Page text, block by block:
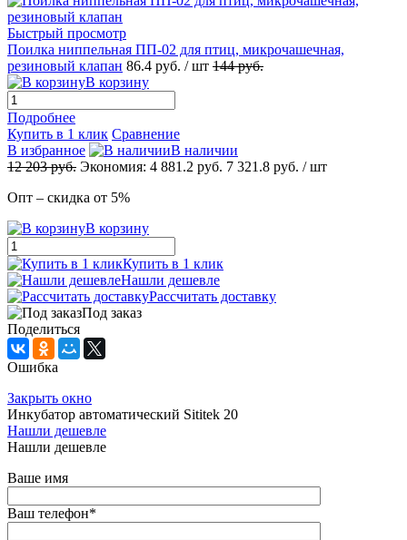
Быстрый просмотр
Поилка ниппельная ПП-02 для птиц, микрочашечная,
резиновый клапан 86.4 руб. / шт 144руб.
В корзину
Подробнее
Купить в 1 клик Сравнение
В избранное
В наличии
12 203руб. Экономия: 4 881.2 руб. 7 321.8 руб. / шт
Опт – скидка от 5%
В корзину
Купить в 1 клик
Нашли дешевле
Рассчитать доставку
Под заказ
Поделиться
Ошибка
Закрыть окно
Инкубатор автоматический Sititek 20
Нашли дешевле
Нашли дешевле
Ваше имя
Ваш телефон*